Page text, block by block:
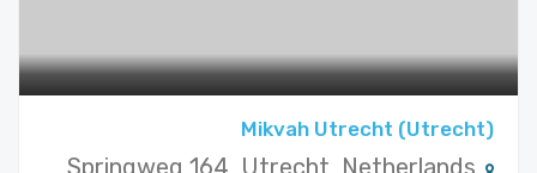
Mikvah Utrecht (Utrecht)